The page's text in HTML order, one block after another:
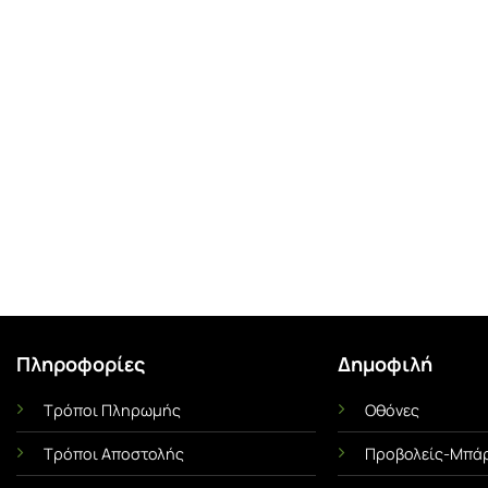
Πληροφορίες
Τρόποι Πληρωμής
Τρόποι Αποστολής
Δημοφιλή
Οθόνες
Προβολείς-
Όσα
ΜΕΜΒΡΆΝΕΣ ΟΧΗΜΆΤΩΝ
Αντηλιακές Μεμβράνες Αυτοκινήτου
Αντιχαρακτική